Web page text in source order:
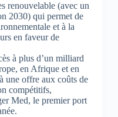
renouvelable (avec un
2030) qui permet de
et à la
en faveur de
à plus d’un milliard
en Afrique et en
une offre aux coûts de
compétitifs,
Med, le premier port